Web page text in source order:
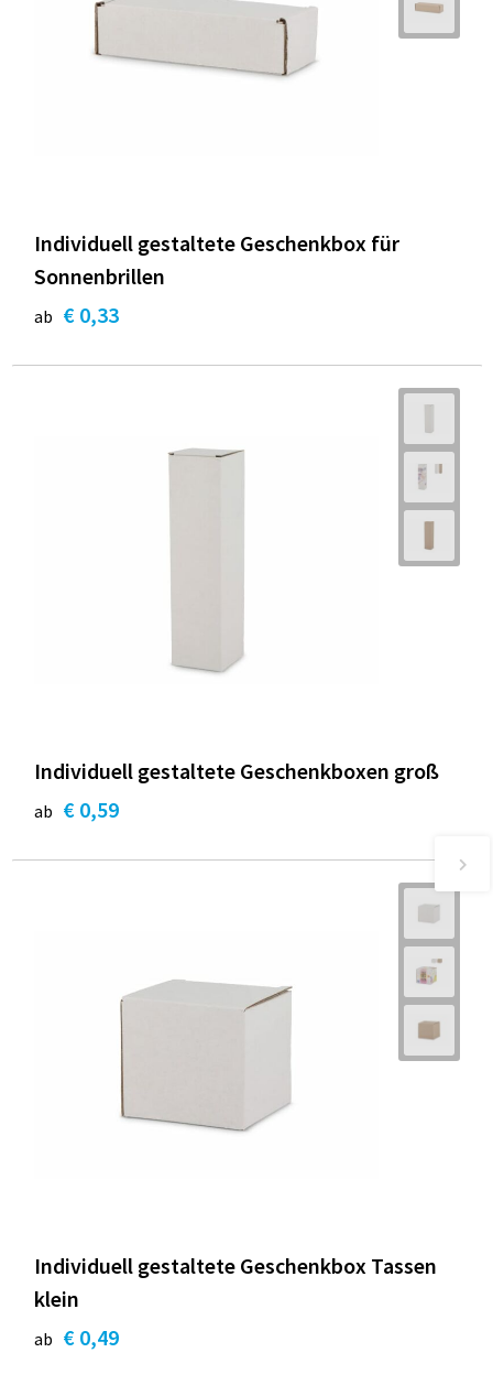
Individuell gestaltete Geschenkbox für
Sonnenbrillen
ab € 0,33
Individuell gestaltete Geschenkboxen groß
ab € 0,59
Individuell gestaltete Geschenkbox Tassen
klein
ab € 0,49